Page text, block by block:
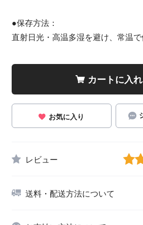
●保存方法：
直射日光・高温多湿を避け、常温で
カートに入
お気に入り
レビュー
送料・配送方法について